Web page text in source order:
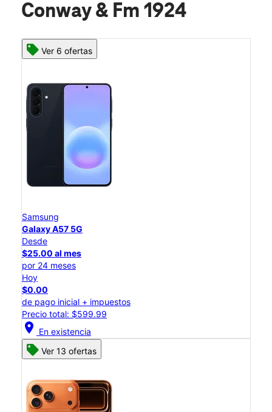
Conway & Fm 1924
Ver 6 ofertas
Samsung
Galaxy A57 5G
Desde
$25.00 al mes
por 24 meses
Hoy
$0.00
de pago inicial + impuestos
Precio total: $599.99
location_on En existencia
Ver 13 ofertas